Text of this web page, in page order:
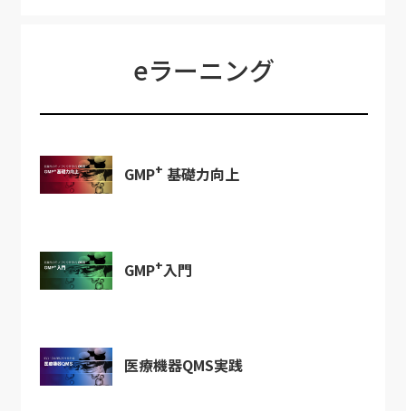
eラーニング
GMP+ 基礎力向上
GMP+入門
医療機器QMS実践